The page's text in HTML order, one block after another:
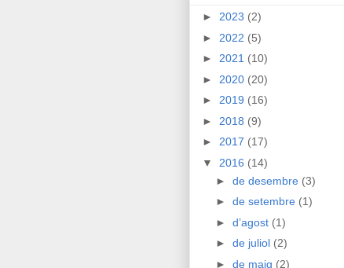
► 2023 (2)
► 2022 (5)
► 2021 (10)
► 2020 (20)
► 2019 (16)
► 2018 (9)
► 2017 (17)
▼ 2016 (14)
► de desembre (3)
► de setembre (1)
► d’agost (1)
► de juliol (2)
► de maig (2)